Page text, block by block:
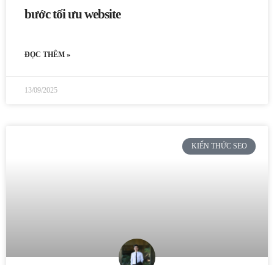
bước tối ưu website
ĐỌC THÊM »
13/09/2025
KIẾN THỨC SEO